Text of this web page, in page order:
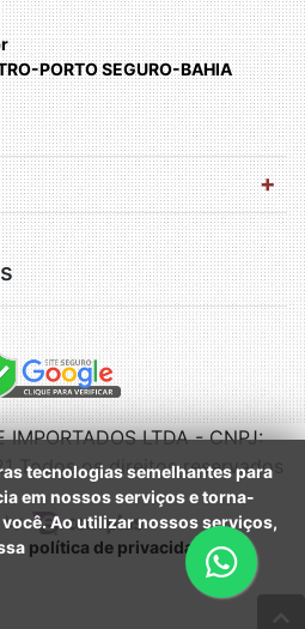
PORTO SEGURO-BAHIA
IMPORTADOS LTDA - CNPJ:
os direitos reservados
by
tecnologias semelhantes para
em nossos serviços e torna-
Ao utilizar nossos serviços,
política de privacidade.